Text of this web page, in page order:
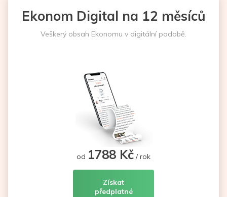
Ekonom Digital na 12 měsíců
Veškerý obsah Ekonomu v digitální podobě.
od 1788 Kč / rok
Získat
předplatné